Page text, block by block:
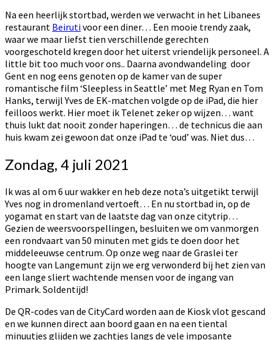
Na een heerlijk stortbad, werden we verwacht in het Libanees
restaurant Beirutivoor een diner… Een mooie trendy zaak,
waar we maar liefst tien verschillende gerechten
voorgeschoteld kregen door het uiterst vriendelijk personeel. A
little bit too much voor ons.. Daarna avondwandeling door
Gent en nog eens genoten op de kamer van de super
romantische film ‘Sleepless in Seattle’ met Meg Ryan en Tom
Hanks, terwijl Yves de EK-matchen volgde op de iPad, die hier
feilloos werkt. Hier moet ik Telenet zeker op wijzen… want
thuis lukt dat nooit zonder haperingen… de technicus die aan
huis kwam zei gewoon dat onze iPad te ‘oud’ was. Niet dus…
Zondag, 4 juli 2021
Ik was al om 6 uur wakker en heb deze nota’s uitgetikt terwijl
Yves nog in dromenland vertoeft… En nu stortbad in, op de
yogamat en start van de laatste dag van onze citytrip…
Gezien de weersvoorspellingen, besluiten we om vanmorgen
een rondvaart van 50 minuten met gids te doen door het
middeleeuwse centrum. Op onze weg naar de Graslei ter
hoogte van Langemunt zijn we erg verwonderd bij het zien van
een lange sliert wachtende mensen voor de ingang van
Primark. Soldentijd!
De QR-codes van de CityCard worden aan de Kiosk vlot gescand
en we kunnen direct aan boord gaan en na een tiental
minuutjes glijden we zachtjes langs de vele imposante